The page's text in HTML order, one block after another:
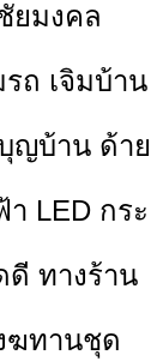
ยมงคล
รถ เจิมบ้าน
ญบ้าน ด้าย
LED กระ
ดี ทางร้าน
ฆทานชุด